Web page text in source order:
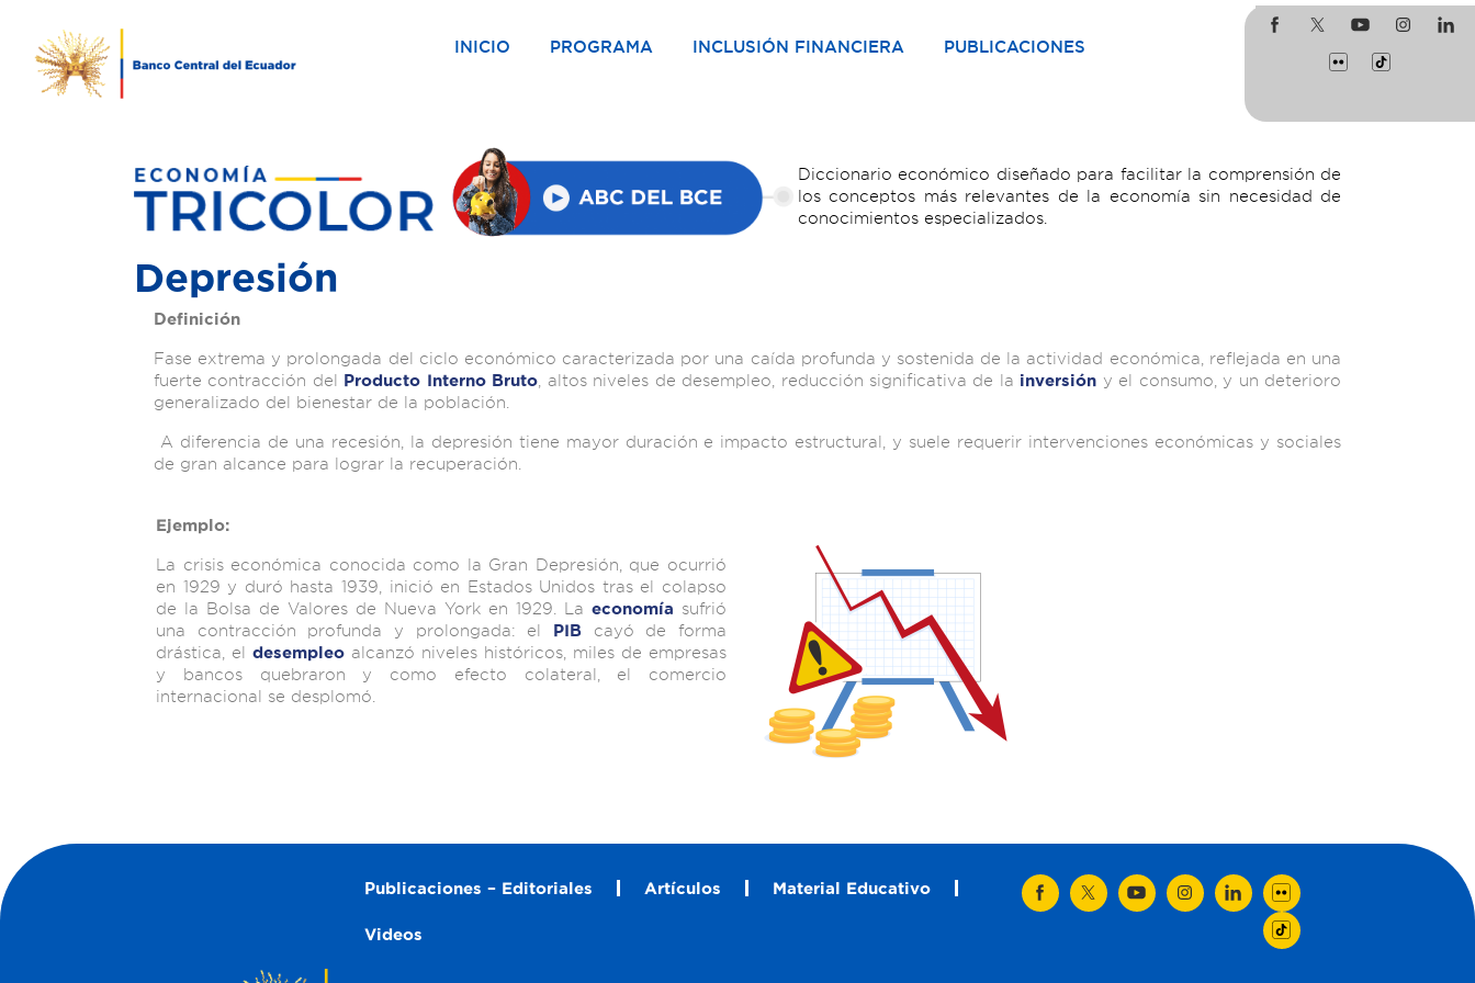
INICIO PROGRAMA INCLUSIÓN FINANCIERA PUBLICACIONES
Diccionario económico diseñado para facilitar la comprensión de
los conceptos más relevantes de la economía sin necesidad de
conocimientos especializados.
Depresión
Definición
Fase extrema y prolongada del ciclo económico caracterizada por una caída profunda y sostenida de la actividad económica, reflejada en una
fuerte contracción del Producto Interno Bruto , altos niveles de desempleo, reducción significativa de la inversión y el consumo, y un deterioro
generalizado del bienestar de la población.
A diferencia de una recesión, la depresión tiene mayor duración e impacto estructural, y suele requerir intervenciones económicas y sociales
de gran alcance para lograr la recuperación.
Ejemplo:
La crisis económica conocida como la Gran Depresión, que ocurrió
en 1929 y duró hasta 1939, inició en Estados Unidos tras el colapso
de la Bolsa de Valores de Nueva York en 1929. La economía sufrió
una contracción profunda y prolongada: el
PIB
cayó de forma
drástica, el desempleo alcanzó niveles históricos, miles de empresas
y bancos quebraron y como efecto colateral, el comercio
internacional se desplomó.
Publicaciones – Editoriales Artículos Material Educativo
Videos